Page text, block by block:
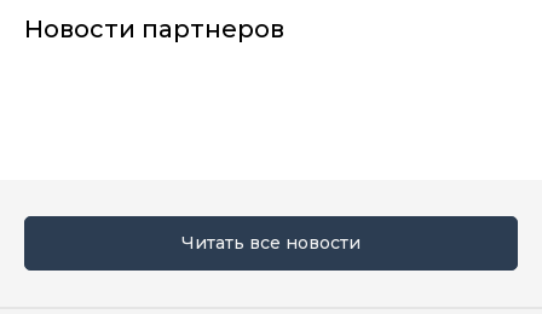
Новости партнеров
Читать все новости